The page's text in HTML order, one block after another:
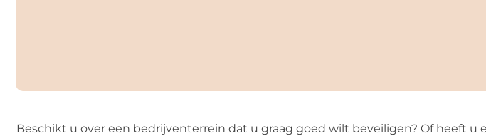
Beschikt u over een bedrijventerrein dat u graag goed wilt beveiligen? Of heeft u